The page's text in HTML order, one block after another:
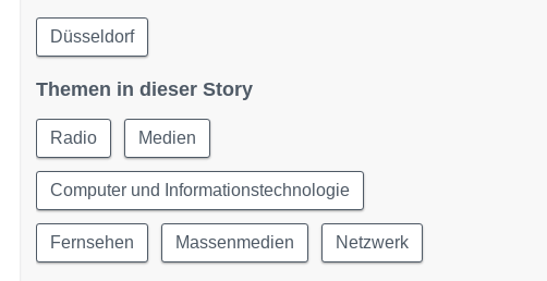
Düsseldorf
Themen in dieser Story
Radio Medien
Computer und Informationstechnologie
Fernsehen Massenmedien Netzwerk